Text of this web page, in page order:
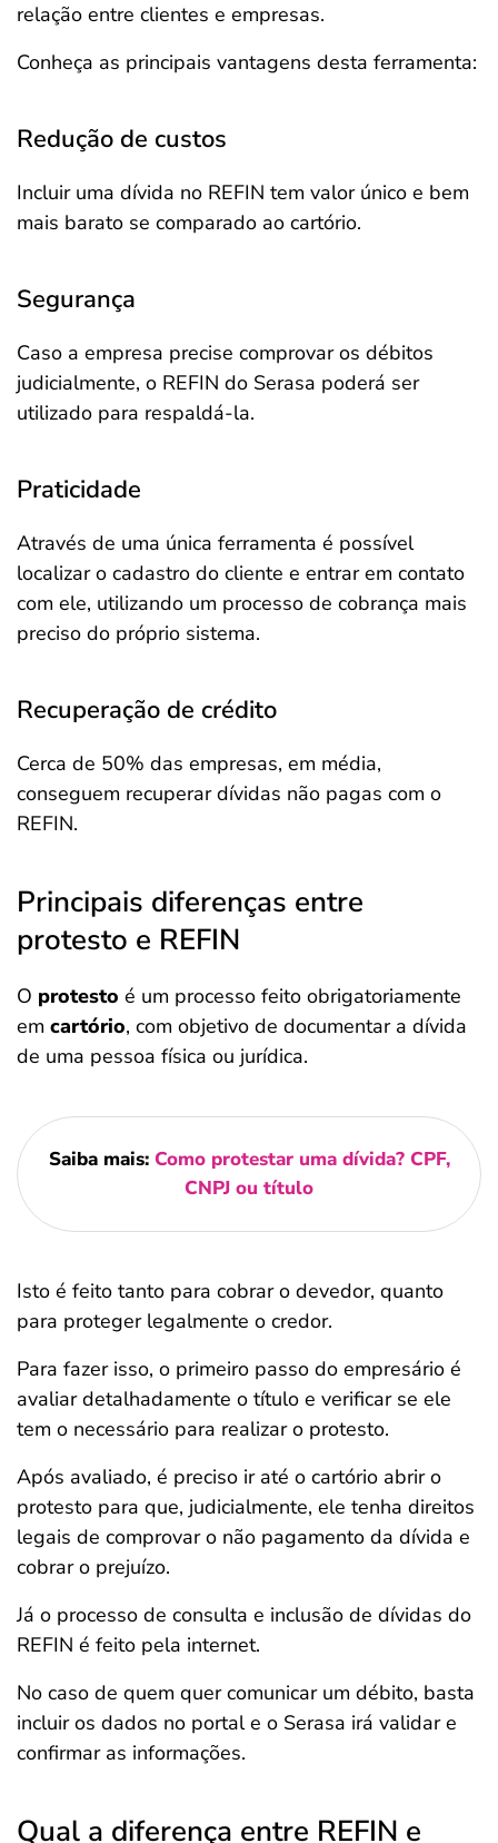
relação entre clientes e empresas.
Conheça as principais vantagens desta ferramenta:
Redução de custos
Incluir uma dívida no REFIN tem valor único e bem
mais barato se comparado ao cartório.
Segurança
Caso a empresa precise comprovar os débitos
judicialmente, o REFIN do Serasa poderá ser
utilizado para respaldá-la.
Praticidade
Através de uma única ferramenta é possível
localizar o cadastro do cliente e entrar em contato
com ele, utilizando um processo de cobrança mais
preciso do próprio sistema.
Recuperação de crédito
Cerca de 50% das empresas, em média,
conseguem recuperar dívidas não pagas com o
REFIN.
Principais diferenças entre
protesto e REFIN
O protesto é um processo feito obrigatoriamente
em cartório, com objetivo de documentar a dívida
de uma pessoa física ou jurídica.
Saiba mais: Como protestar uma dívida? CPF,
CNPJ ou título
Isto é feito tanto para cobrar o devedor, quanto
para proteger legalmente o credor.
Para fazer isso, o primeiro passo do empresário é
avaliar detalhadamente o título e verificar se ele
tem o necessário para realizar o protesto.
Após avaliado, é preciso ir até o cartório abrir o
protesto para que, judicialmente, ele tenha direitos
legais de comprovar o não pagamento da dívida e
cobrar o prejuízo.
Já o processo de consulta e inclusão de dívidas do
REFIN é feito pela internet.
No caso de quem quer comunicar um débito, basta
incluir os dados no portal e o Serasa irá validar e
confirmar as informações.
Qual a diferença entre REFIN e